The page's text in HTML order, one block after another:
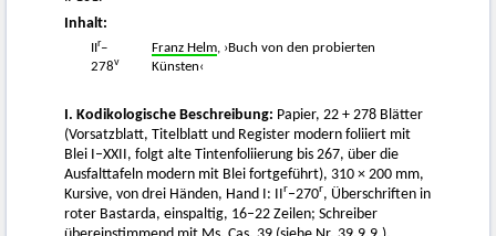
Inhalt:
r–
278v
Franz Helm, ›Buch von den probierten
Künsten‹
I. Kodikologische Beschreibung: Papier, 22 + 278 Blätter
(Vorsatzblatt, Titelblatt und Register modern foliiert mit
Blei I–XXII, folgt alte Tintenfoliierung bis 267, über die
Ausfalttafeln modern mit Blei fortgeführt), 310 × 200 mm,
Kursive, von drei Händen, Hand I: IIr–270r, Überschriften in
roter Bastarda, einspaltig, 16–22 Zeilen; Schreiber